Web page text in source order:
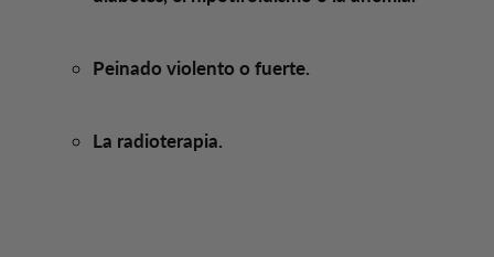
Peinado violento o fuerte.
La radioterapia.